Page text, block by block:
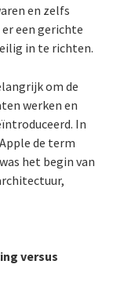
en zelfs
een gerichte
in te richten.
om de
werken en
In
de term
het begin van
versus